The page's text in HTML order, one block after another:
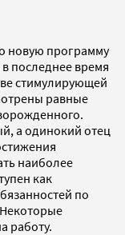
новую программу
последнее время
стимулирующей
равные
а одинокий отец
наиболее
как
по
работу.